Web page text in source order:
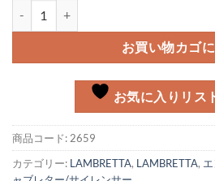
お買い物カゴ
お気に入りリス
商品コード:2659
カテゴリー: LAMBRETTA, LAMBRETTA,